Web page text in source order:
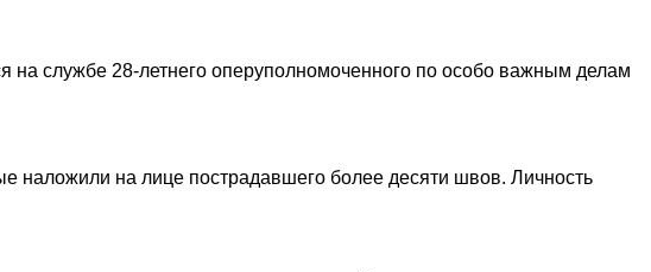
на службе 28-летнего оперуполномоченного по особо важным делам
наложили на лице пострадавшего более десяти швов. Личность